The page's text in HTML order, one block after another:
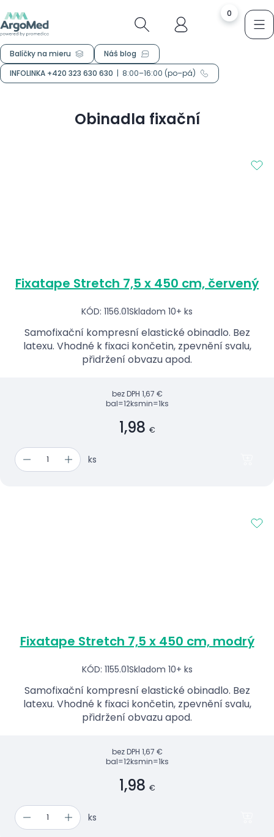
0
Balíčky na mieru
Náš blog
INFOLINKA +420 323 630 630 | 8:00–16:00 (po–pá)
Obinadla fixační
Fixatape Stretch 7,5 x 450 cm, červený
KÓD: 1156.01Skladom 10+ ks
Samofixační kompresní elastické obinadlo. Bez
latexu. Vhodné k fixaci končetin, zpevnění svalu,
přidržení obvazu apod.
bez DPH 1,67 €
bal=12ksmin=1ks
1,98 €
ks
Fixatape Stretch 7,5 x 450 cm, modrý
KÓD: 1155.01Skladom 10+ ks
Samofixační kompresní elastické obinadlo. Bez
latexu. Vhodné k fixaci končetin, zpevnění svalu,
přidržení obvazu apod.
bez DPH 1,67 €
bal=12ksmin=1ks
1,98 €
ks